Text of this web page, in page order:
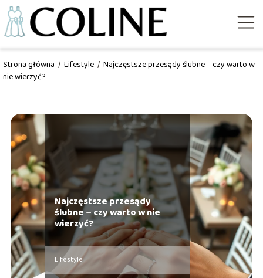
Strona główna / Lifestyle / Najczęstsze przesądy ślubne – czy warto w
nie wierzyć?
Najczęstsze przesądy
ślubne – czy warto w nie
wierzyć?
Lifestyle